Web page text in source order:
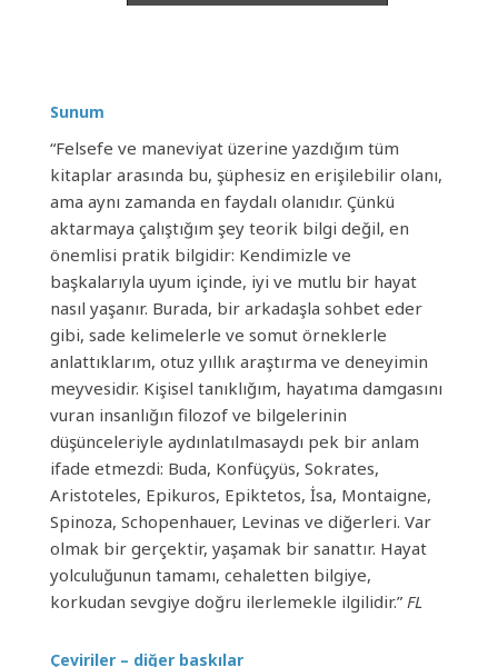
Sunum
“Felsefe ve maneviyat üzerine yazdığım tüm
kitaplar arasında bu, şüphesiz en erişilebilir olanı,
ama aynı zamanda en faydalı olanıdır. Çünkü
aktarmaya çalıştığım şey teorik bilgi değil, en
önemlisi pratik bilgidir: Kendimizle ve
başkalarıyla uyum içinde, iyi ve mutlu bir hayat
nasıl yaşanır. Burada, bir arkadaşla sohbet eder
gibi, sade kelimelerle ve somut örneklerle
anlattıklarım, otuz yıllık araştırma ve deneyimin
meyvesidir. Kişisel tanıklığım, hayatıma damgasını
vuran insanlığın filozof ve bilgelerinin
düşünceleriyle aydınlatılmasaydı pek bir anlam
ifade etmezdi: Buda, Konfüçyüs, Sokrates,
Aristoteles, Epikuros, Epiktetos, İsa, Montaigne,
Spinoza, Schopenhauer, Levinas ve diğerleri. Var
olmak bir gerçektir, yaşamak bir sanattır. Hayat
yolculuğunun tamamı, cehaletten bilgiye,
korkudan sevgiye doğru ilerlemekle ilgilidir.” FL
Çeviriler – diğer baskılar